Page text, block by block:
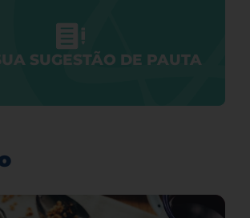
SUGESTÃO DE PAUTA